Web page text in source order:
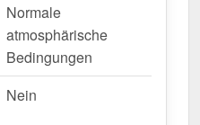
Normale
atmosphärische
Bedingungen
Nein